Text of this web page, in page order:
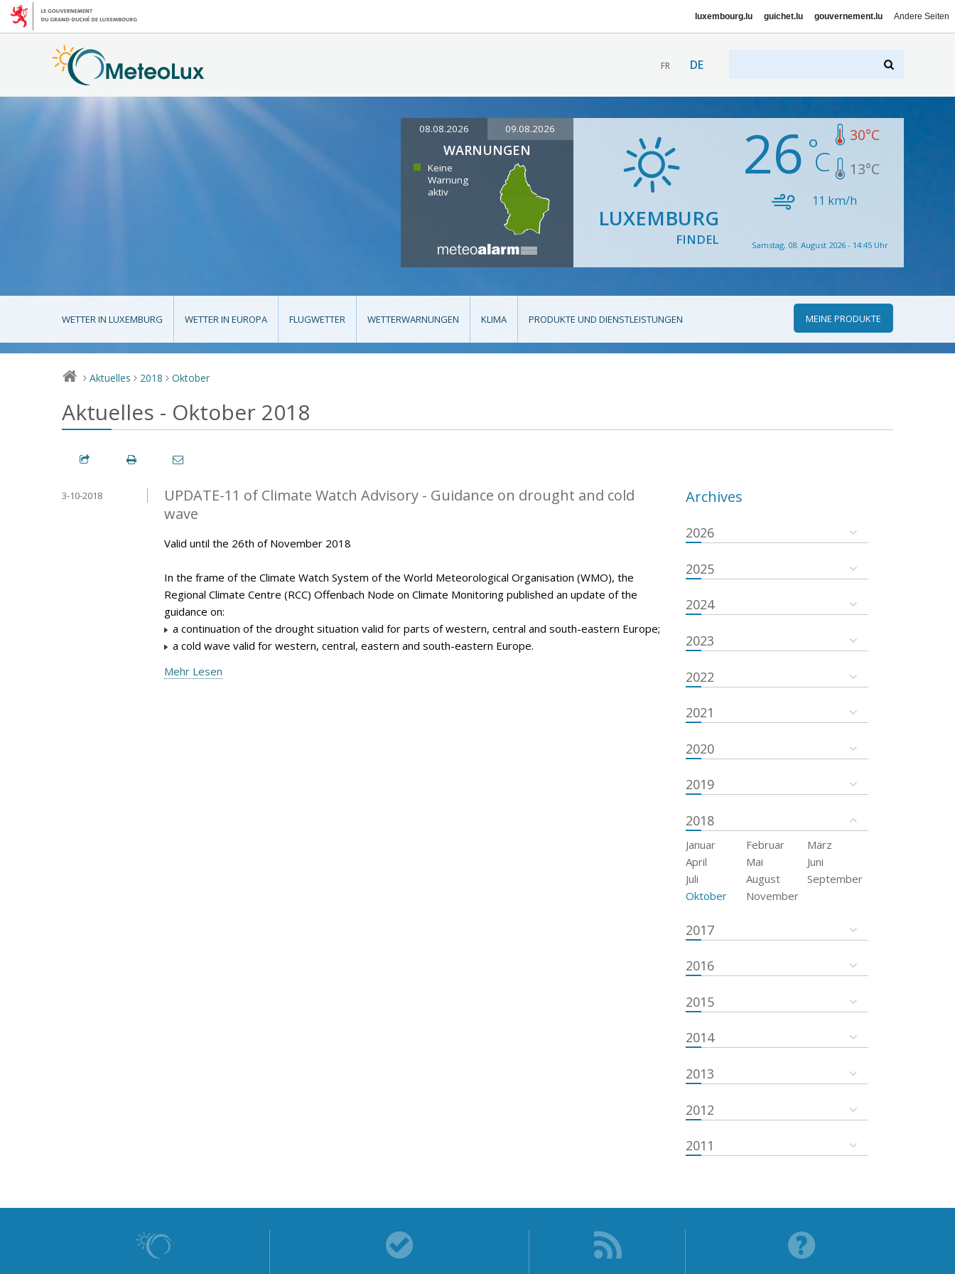
luxembourg.lu guichet.lu gouvernement.lu Andere Seiten
FR DE
08.08.2026 09.08.2026
WARNUNGEN
Keine
Warnung
aktiv
LUXEMBURG
FINDEL
26 30°C
13°C
11 km/h
Samstag, 08. August 2026 - 14:45 Uhr
WETTER IN LUXEMBURG WETTER IN EUROPA FLUGWETTER WETTERWARNUNGEN KLIMA PRODUKTE UND DIENSTLEISTUNGEN MEINE PRODUKTE
> Aktuelles > 2018 > Oktober
Aktuelles - Oktober 2018
UPDATE-11 of Climate Watch Advisory - Guidance on drought and cold
wave
Valid until the 26th of November 2018
3-10-2018
In the frame of the Climate Watch System of the World Meteorological Organisation (WMO), the
Regional Climate Centre (RCC) Offenbach Node on Climate Monitoring published an update of the
guidance on:
a continuation of the drought situation valid for parts of western, central and south-eastern Europe;
a cold wave valid for western, central, eastern and south-eastern Europe.
Mehr Lesen
Archives
2026
2025
2024
2023
2022
2021
2020
2019
2018
Januar Februar
März
April
Mai
Juni
Juli
August
September
Oktober
November
2017
2016
2015
2014
2013
2012
2011